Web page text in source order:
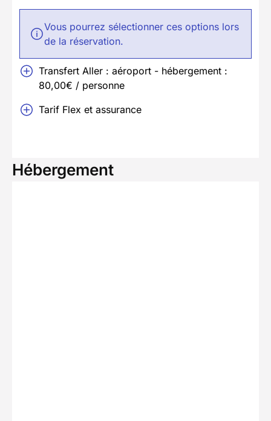
Vous pourrez sélectionner ces options lors
de la réservation.
Transfert Aller : aéroport - hébergement :
80,00€ / personne
Tarif Flex et assurance
Hébergement